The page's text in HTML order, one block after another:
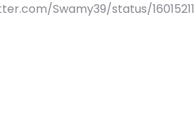
Swamy39/status/